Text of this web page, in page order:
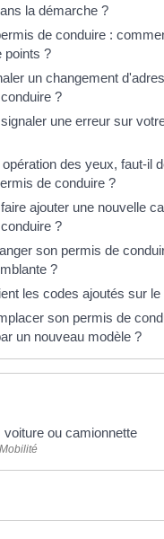
la démarche ?
de conduire :
points ?
un changement
?
une erreur sur
des yeux, faut-il
de conduire ?
ajouter une nouvelle
?
son permis de
?
les codes ajoutés sur
son permis de
un nouveau modèle ?
voiture ou camionnette